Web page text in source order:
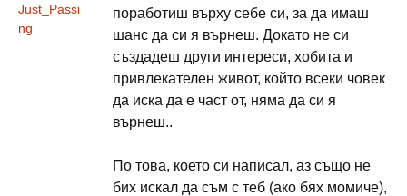
Just_Passi
ng
поработиш върху себе си, за да имаш
шанс да си я върнеш. Докато не си
създадеш други интереси, хобита и
привлекателен живот, който всеки човек
да иска да е част от, няма да си я
върнеш..
По това, което си написал, аз също не
бих искал да съм с теб (ако бях момиче),